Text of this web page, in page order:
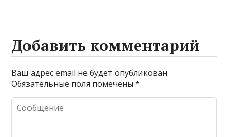
Добавить комментарий
Ваш адрес email не будет опубликован.
Обязательные поля помечены*